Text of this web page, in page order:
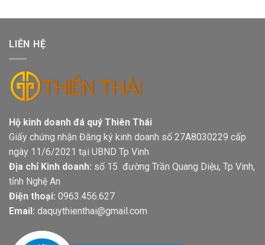
LIÊN HỆ
Hộ kinh doanh đá quý Thiên Thái
Giấy chứng nhận Đăng ký kinh doanh số 27A8030229 cấp
ngày 11/6/2021 tại UBND Tp Vinh
Địa chỉ Kinh doanh: số 15 đường Trần Quang Diệu, Tp Vinh,
tỉnh Nghệ An
Điện thoại: 0963.456.627
Email: daquythienthai@gmail.com